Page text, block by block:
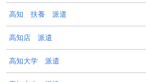
高知 扶養 派遣
高知店 派遣
高知大学 派遣